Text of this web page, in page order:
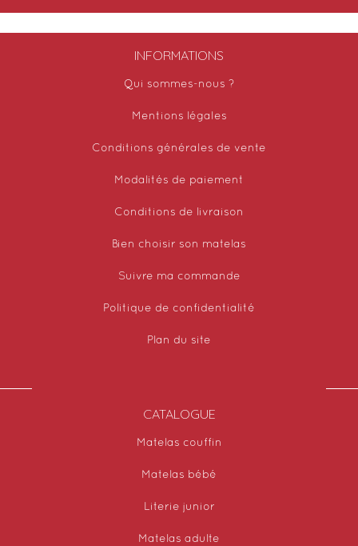
INFORMATIONS
Qui sommes-nous ?
Mentions légales
Conditions générales de vente
Modalités de paiement
Conditions de livraison
Bien choisir son matelas
Suivre ma commande
Politique de confidentialité
Plan du site
CATALOGUE
Matelas couffin
Matelas bébé
Literie junior
Matelas adulte